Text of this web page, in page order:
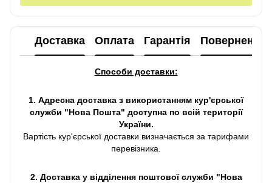
Доставка Оплата Гарантія Повернення
Способи доставки:
1. Адресна доставка з використанням кур'єрської
служби "Нова Пошта" доступна по всій території
України.
Вартість кур'єрської доставки визначається за тарифами
перевізника.
2. Доставка у відділення поштової служби "Нова